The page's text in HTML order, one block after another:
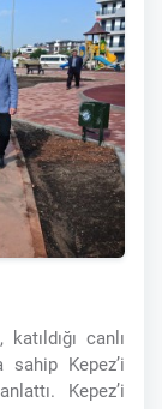
canlı
Kepez’i
Kepez’i